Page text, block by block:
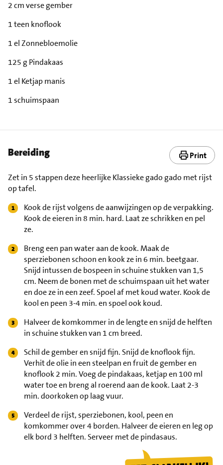
2 cm verse gember
1 teen knoflook
1 el Zonnebloemolie
125 g Pindakaas
1 el Ketjap manis
1 schuimspaan
Bereiding Print
Zet in 5 stappen deze heerlijke Klassieke gado gado met rijst
op tafel.
Kook de rijst volgens de aanwijzingen op de verpakking.
Kook de eieren in 8 min. hard. Laat ze schrikken en pel
ze.
Breng een pan water aan de kook. Maak de
sperziebonen schoon en kook ze in 6 min. beetgaar.
Snijd intussen de bospeen in schuine stukken van 1,5
cm. Neem de bonen met de schuimspaan uit het water
en doe ze in een zeef. Spoel af met koud water. Kook de
kool en peen 3-4 min. en spoel ook koud.
Halveer de komkommer in de lengte en snijd de helften
in schuine stukken van 1 cm breed.
Schil de gember en snijd fijn. Snijd de knoflook fijn.
Verhit de olie in een steelpan en fruit de gember en
knoflook 2 min. Voeg de pindakaas, ketjap en 100 ml
water toe en breng al roerend aan de kook. Laat 2-3
min. doorkoken op laag vuur.
Verdeel de rijst, sperziebonen, kool, peen en
komkommer over 4 borden. Halveer de eieren en leg op
elk bord 3 helften. Serveer met de pindasaus.